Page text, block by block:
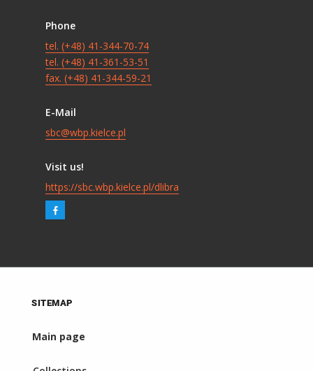
Phone
tel. (+48) 41-344-70-74
tel. (+48) 41-361-53-51
fax. (+48) 41-344-59-21
E-Mail
sbc@wbp.kielce.pl
Visit us!
https://sbc.wbp.kielce.pl/dlibra
SITEMAP
Main page